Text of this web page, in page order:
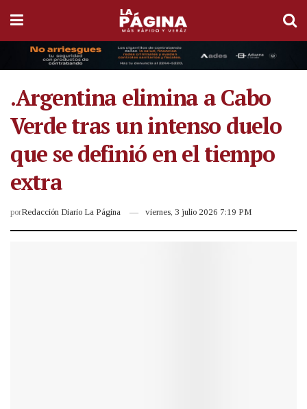
.Argentina elimina a Cabo
Verde tras un intenso duelo
que se definió en el tiempo
extra
porRedacción Diario La Página viernes, 3 julio 2026 7:19 PM